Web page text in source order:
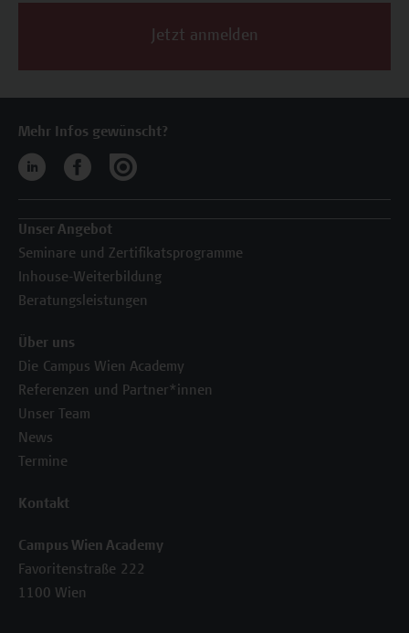
Jetzt anmelden
Mehr Infos gewünscht?
Unser Angebot
Seminare und Zertifikatsprogramme
Inhouse-Weiterbildung
Beratungsleistungen
Über uns
Die Campus Wien Academy
Referenzen und Partner*innen
Unser Team
News
Termine
Kontakt
Campus Wien Academy
Favoritenstraße 222
1100 Wien